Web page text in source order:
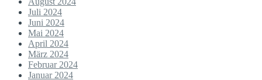
Juli 2024
Juni 2024
Mai 2024
April 2024
März 2024
Februar 2024
Januar 2024